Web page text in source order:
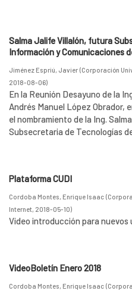
Salma Jalife Villalón, futura
Información y Comunicaciones
Jiménez Espriú, Javier (Corporación
2018-08-06)
En la Reunión Desayuno de la
Andrés Manuel López Obrador,
el nombramiento de la Ing.
Subsecretaria de Tecnologías
Plataforma CUDI
Cordoba Montes, Enrique Isaac (
Internet, 2018-05-10)
Video introducción para nuevos
VideoBoletín Enero 2018
Cordoba Montes, Enrique Isaac (